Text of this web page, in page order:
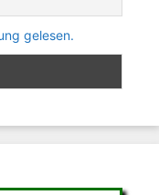
gelesen.